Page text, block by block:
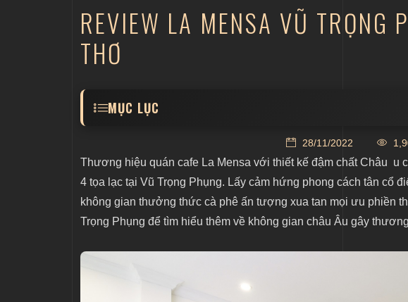
​REVIEW LA MENSA VŨ
THƠ
MỤC LỤC
2. Có nên lựa chọn nhượng quyền thương hiệu La Mensa
3. Review thiết kế ngoại thất ấn tượng của La Mensa Vũ
4. Review không gian nội thất ấn tượng của La Mensa Vũ
4.1 Tầng 1- Không gian hệ quầy order tinh tế
4.2 Tầng 2 - Không gian checkin sang trọng
4.4 Tầng 4 - View ban công view cực “xịn”
28/11/2022
Thương hiệu quán cafe La Mensa với thiết kế đậm chất Châu
4 tọa lạc tại Vũ Trọng Phụng. Lấy cảm hứng phong cách tân cổ
không gian thưởng thức cà phê ấn tượng xua tan mọi ưu phiền
Trọng Phụng để tìm hiểu thêm về không gian châu Âu gây